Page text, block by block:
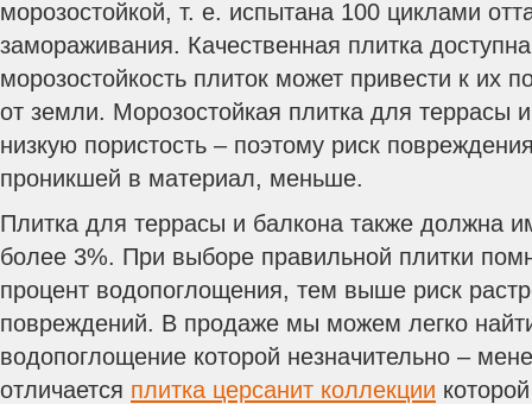
морозостойкой, т. е. испытана 100 циклами
замораживания. Качественная плитка
морозостойкость плиток может привести к их
от земли. Морозостойкая плитка для террасы
низкую пористость – поэтому риск
проникшей в материал, меньше.
Плитка для террасы и балкона также должна
более 3%. При выборе правильной плитки
процент водопоглощения, тем выше риск
повреждений. В продаже мы можем легко
водопоглощение которой незначительно –
отличается плитка церсанит коллекции